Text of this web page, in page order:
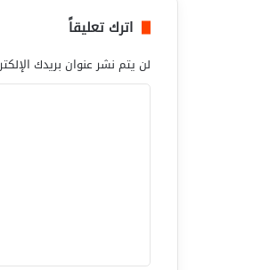
اترك تعليقاً
لن يتم نشر عنوان بريدك